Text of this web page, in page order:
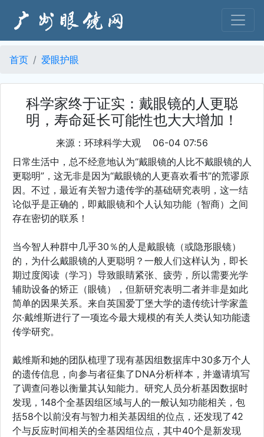
首页 爱眼护眼
科学家终于证实：戴眼镜的人更聪
明，寿命延长可能性也大大增加！
来源：环球科学大观 06-04 07:56
日常生活中，总不经意地认为“戴眼镜的人比不戴眼镜的人
更聪明”，这无非是因为“戴眼镜的人更喜欢看书”的荒谬原
因。不过，最近有关智力遗传学的基础研究表明，这一结
论似乎是正确的，即戴眼镜和个人认知功能（智商）之间
存在密切的联系！
当今智人种群中几乎30％的人是戴眼镜（或隐形眼镜）
的，为什么戴眼镜的人更聪明？一般人们这样认为，即长
期过度阅读（学习）导致眼睛紧张、疲劳，所以需要光学
辅助设备的矫正（眼镜），但新研究表明二者并非是如此
简单的因果关系。来自英国爱丁堡大学的遗传统计学家盖
尔·戴维斯进行了一项迄今最大规模的有关人类认知功能遗
传学研究。
戴维斯和她的团队梳理了现有基因组数据库中30多万个人
的遗传信息，向参与者征集了DNA分析样本，并邀请填写
了调查问卷以衡量其认知能力。研究人员分析基因数据时
发现，148个全基因组区域与人的一般认知功能相关，包
括58个以前没有与智力相关基因组的位点，还发现了42
个与反应时间相关的全基因组位点，其中40个是新发现